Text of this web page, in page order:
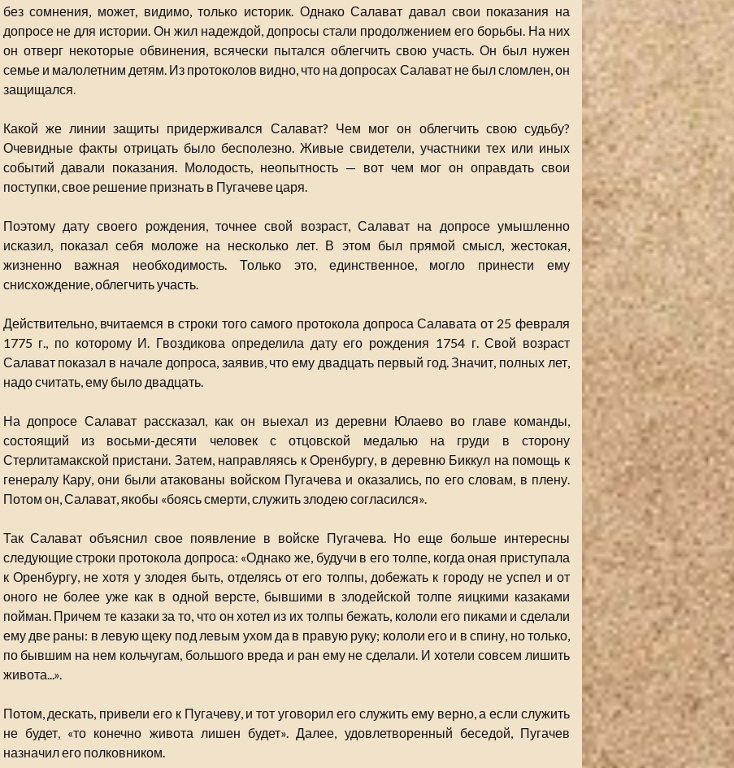
без сомнения, может, видимо, только историк. Однако Салават давал свои показания на
допросе не для истории. Он жил надеждой, допросы стали продолжением его борьбы. На них
он отверг некоторые обвинения, всячески пытался облегчить свою участь. Он был нужен
семье и малолетним детям. Из протоколов видно, что на допросах Салават не был сломлен, он
защищался.
Какой же линии защиты придерживался Салават? Чем мог он облегчить свою судьбу?
Очевидные факты отрицать было бесполезно. Живые свидетели, участники тех или иных
событий давали показания. Молодость, неопытность — вот чем мог он оправдать свои
поступки, свое решение признать в Пугачеве царя.
Поэтому дату своего рождения, точнее свой возраст, Салават на допросе умышленно
исказил, показал себя моложе на несколько лет. В этом был прямой смысл, жестокая,
жизненно важная необходимость. Только это, единственное, могло принести ему
снисхождение, облегчить участь.
Действительно, вчитаемся в строки того самого протокола допроса Салавата от 25 февраля
1775 г., по которому И. Гвоздикова определила дату его рождения 1754 г. Свой возраст
Салават показал в начале допроса, заявив, что ему двадцать первый год. Значит, полных лет,
надо считать, ему было двадцать.
На допросе Салават рассказал, как он выехал из деревни Юлаево во главе команды,
состоящий из восьми-десяти человек с отцовской медалью на груди в сторону
Стерлитамакской пристани. Затем, направляясь к Оренбургу, в деревню Биккул на помощь к
генералу Кару, они были атакованы войском Пугачева и оказались, по его словам, в плену.
Потом он, Салават, якобы «боясь смерти, служить злодею согласился».
Так Салават объяснил свое появление в войске Пугачева. Но еще больше интересны
следующие строки протокола допроса: «Однако же, будучи в его толпе, когда оная приступала
к Оренбургу, не хотя у злодея быть, отделясь от его толпы, добежать к городу не успел и от
оного не более уже как в одной версте, бывшими в злодейской толпе яицкими казаками
пойман. Причем те казаки за то, что он хотел из их толпы бежать, кололи его пиками и сделали
ему две раны: в левую щеку под левым ухом да в правую руку; кололи его и в спину, но только,
по бывшим на нем кольчугам, большого вреда и ран ему не сделали. И хотели совсем лишить
живота...».
Потом, дескать, привели его к Пугачеву, и тот уговорил его служить ему верно, а если служить
не будет, «то конечно живота лишен будет». Далее, удовлетворенный беседой, Пугачев
назначил его полковником.